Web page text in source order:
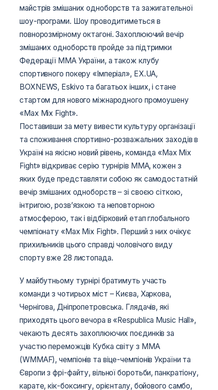
майстрів змішаних одноборств та зажигательної
шоу-програми. Шоу проводитиметься в
повнорозмірному октагоні. Захоплюючий вечір
змішаних одноборств пройде за підтримки
Федерації ММА України, а також клубу
спортивного покеру «Імперіал», EX.UA,
BOXNEWS, Eskivo та багатьох інших, і стане
стартом для нового міжнародного промоушену
«Max Mix Fight».
Поставивши за мету вивести культуру організації
та споживання спортивно-розважальних заходів в
Україні на якісно новий рівень, команда «Max Mix
Fight» відкриває серію турнірів ММА, кожен з
яких буде представляти собою як самодостатній
вечір змішаних одноборств – зі своєю сіткою,
інтригою, розв’язкою та неповторною
атмосферою, так і відбірковий етап глобального
чемпіонату «Max Mix Fight». Перший з них очікує
прихильників цього справді чоловічого виду
спорту вже 28 листопада.
У майбутньому турнірі братимуть участь
команди з чотирьох міст – Києва, Харкова,
Чернігова, Дніпропетровська. Глядачів, які
приходять цього вечора в «Respubliсa Music Hall»,
чекають десять захоплюючих поєдинків за
участю переможців Кубка світу з ММА
(WMMAF), чемпіонів та віце-чемпіонів України та
Європи з фрі-файту, вільної боротьби, панкратіону,
карате, кік-боксингу, орієнталу, бойового самбо,